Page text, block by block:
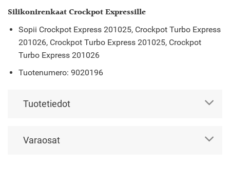
Silikonirenkaat Crockpot Expressille
Sopii Crockpot Express 201025, Crockpot Turbo Express
201026, Crockpot Turbo Express 201025, Crockpot
Turbo Express 201026
Tuotenumero: 9020196
Tuotetiedot
Varaosat